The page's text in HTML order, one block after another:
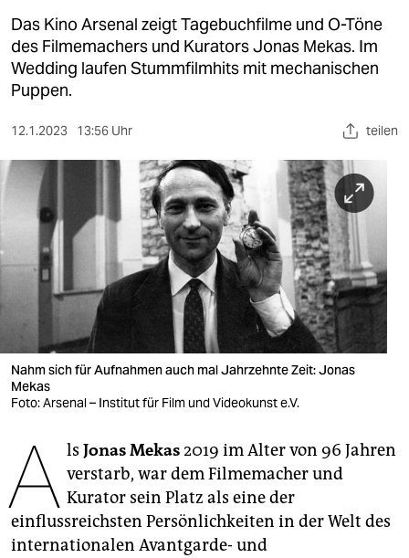
kultur
sport
berlin
nord
wahrheit
verlag
verlag
veranstaltungen
shop
fragen & hilfe
unterstützen
genossenschaft
epaper login
Das Kino Arsenal zeigt Tagebuchfilme und O-Töne
des Filmemachers und Kurators Jonas Mekas. Im
Wedding laufen Stummfilmhits mit mechanischen
Puppen.
12.1.2023 13:56 Uhr teilen
Nahm sich für Aufnahmen auch mal Jahrzehnte Zeit: Jonas
Mekas
Foto: Arsenal – Institut für Film und Videokunst e.V.
A ls Jonas Mekas2019 im Alter von 96 Jahren
verstarb, war dem Filmemacher und
Kurator sein Platz als eine der
einflussreichsten Persönlichkeiten in der Welt des
internationalen Avantgarde- und